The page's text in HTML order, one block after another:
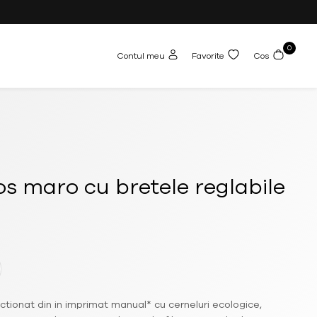
Contul meu Favorite Cos
0
maro cu bretele reglabile
din in imprimat manual* cu cerneluri ecologice,